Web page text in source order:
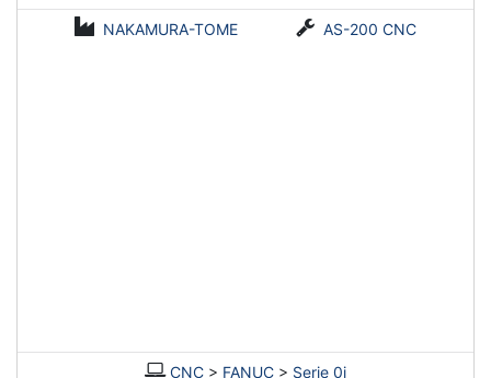
NAKAMURA-TOME AS-200 CNC
CNC > FANUC > Serie 0i